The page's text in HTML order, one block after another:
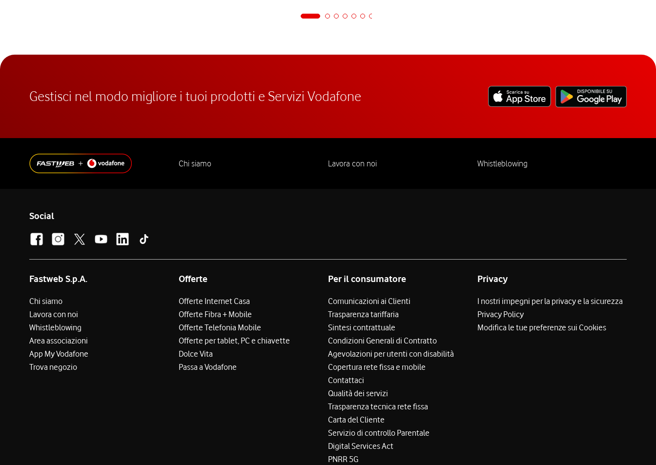
Gestisci nel modo migliore i tuoi prodotti e Servizi Vodafone
Chi siamo Lavora con noi Whistleblowing
Social
Fastweb S.p.A.
Chi siamo
Lavora con noi
Whistleblowing
Area associazioni
App My Vodafone
Trova negozio
Offerte
Offerte Internet Casa
Offerte Fibra + Mobile
Offerte Telefonia Mobile
Offerte per tablet, PC e chiavette
Dolce Vita
Passa a Vodafone
Per il consumatore
Comunicazioni ai Clienti
Trasparenza tariffaria
Sintesi contrattuale
Condizioni Generali di Contratto
Agevolazioni per utenti con disabilità
Copertura rete fissa e mobile
Contattaci
Qualità dei servizi
Trasparenza tecnica rete fissa
Carta del Cliente
Servizio di controllo Parentale
Digital Services Act
PNRR 5G
Privacy
I nostri impegni per la privacy e la sicurezza
Privacy Policy
Modifica le tue preferenze sui Cookies